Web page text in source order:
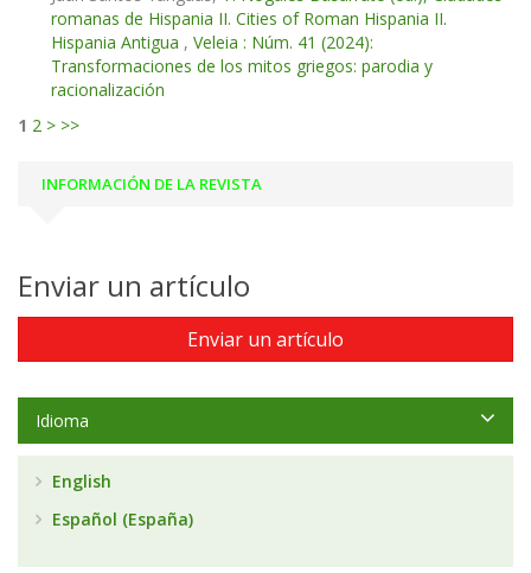
romanas de Hispania II. Cities of Roman Hispania II.
Hispania Antigua , Veleia : Núm. 41 (2024):
Transformaciones de los mitos griegos: parodia y
racionalización
1 2 > >>
INFORMACIÓN DE LA REVISTA
Enviar un artículo
Enviar un artículo
Idioma
English
Español (España)